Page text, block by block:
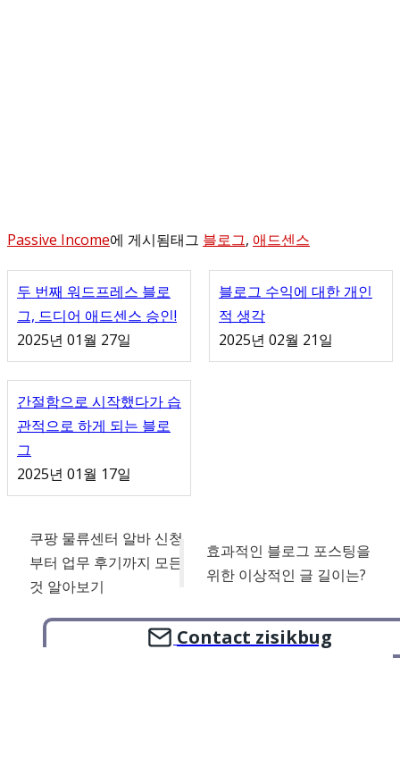
Passive Income에 게시됨태그 블로그, 애드센스
두 번째 워드프레스 블로
그, 드디어 애드센스 승인!
2025년 01월 27일
블로그 수익에 대한 개인
적 생각
2025년 02월 21일
간절함으로 시작했다가 습
관적으로 하게 되는 블로
그
2025년 01월 17일
쿠팡 물류센터 알바 신청
부터 업무 후기까지 모든
것 알아보기
효과적인 블로그 포스팅을
위한 이상적인 글 길이는?
Contact zisikbug